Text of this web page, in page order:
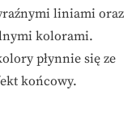
liniami oraz
kolorami.
płynnie się ze
końcowy.